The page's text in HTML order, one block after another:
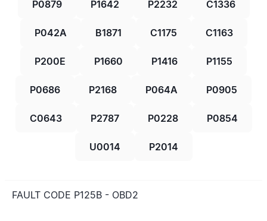
P0879 P1642 P2232 C1336
P042A B1871 C1175 C1163
P200E P1660 P1416 P1155
P0686 P2168 P064A P0905
C0643 P2787 P0228 P0854
U0014 P2014
FAULT CODE P125B - OBD2